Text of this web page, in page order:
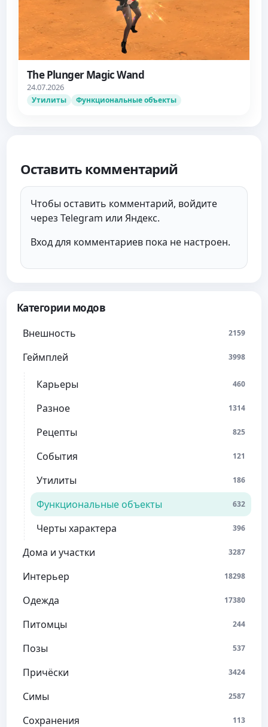
Категории модов
Внешность 2159
Геймплей 3998
Карьеры 460
Разное 1314
Рецепты 825
События 121
Утилиты 186
Функциональные объекты 632
Черты характера 396
Дома и участки 3287
Интерьер 18298
Одежда 17380
Питомцы 244
Позы 537
Причёски 3424
Симы 2587
Сохранения 113
The Plunger Magic Wand
24.07.2026
Утилиты Функциональные объекты
Оставить комментарий
Чтобы оставить комментарий, войдите
через Telegram или Яндекс.
Вход для комментариев пока не настроен.